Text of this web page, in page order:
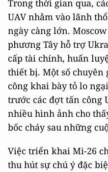
Trong thời gian qua,
UAV nhằm vào lãnh
ngày càng lớn.
phương Tây hỗ trợ
cấp tài chính, huấn
thiết bị. Một số chuyên
công khai bày tỏ lo
trước các đợt tấn công
nhiều hình ảnh cho
bốc cháy sau những
Việc triển khai Mi-26
thu hút sự chú ý đặc